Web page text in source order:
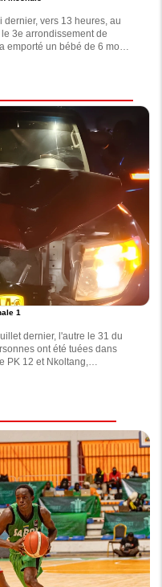
vers 13 heures, au
3e arrondissement de
emporté un bébé de 6 mois,
1
dernier, l'autre le 31 du
ont été tuées dans
PK 12 et Nkoltang,